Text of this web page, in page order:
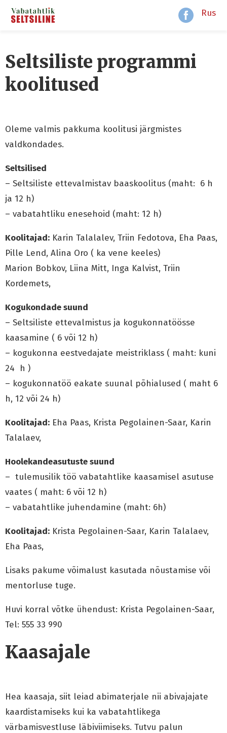
Rus
Seltsiliste programmi
koolitused
Oleme valmis pakkuma koolitusi järgmistes
valdkondades.
Seltsilised
– Seltsiliste ettevalmistav baaskoolitus (maht: 6 h
ja 12 h)
– vabatahtliku enesehoid (maht: 12 h)
Koolitajad: Karin Talalalev, Triin Fedotova, Eha Paas,
Pille Lend, Alina Oro ( ka vene keeles)
Marion Bobkov, Liina Mitt, Inga Kalvist, Triin
Kordemets,
Kogukondade suund
– Seltsiliste ettevalmistus ja kogukonnatöösse
kaasamine ( 6 või 12 h)
– kogukonna eestvedajate meistriklass ( maht: kuni
24 h )
– kogukonnatöö eakate suunal põhialused ( maht 6
h, 12 või 24 h)
Koolitajad: Eha Paas, Krista Pegolainen-Saar, Karin
Talalaev,
Hoolekandeasutuste suund
– tulemusilik töö vabatahtlike kaasamisel asutuse
vaates ( maht: 6 või 12 h)
– vabatahtlike juhendamine (maht: 6h)
Koolitajad: Krista Pegolainen-Saar, Karin Talalaev,
Eha Paas,
Lisaks pakume võimalust kasutada nõustamise või
mentorluse tuge.
Huvi korral võtke ühendust: Krista Pegolainen-Saar,
Tel: 555 33 990
Kaasajale
Hea kaasaja, siit leiad abimaterjale nii abivajajate
kaardistamiseks kui ka vabatahtlikega
värbamisvestluse läbiviimiseks. Tutvu palun